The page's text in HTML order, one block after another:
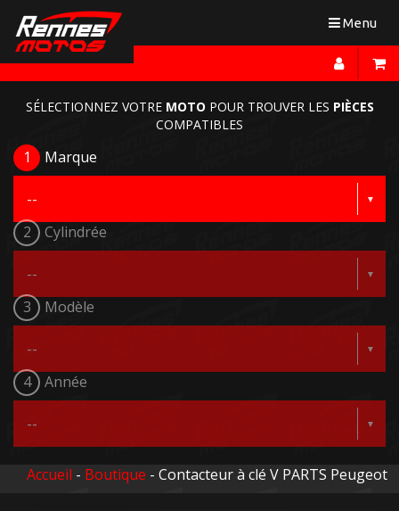
Toggle
Menu
SÉLECTIONNEZ VOTRE MOTO POUR TROUVER LES PIÈCES
COMPATIBLES
1 Marque
2 Cylindrée
3 Modèle
4 Année
Accueil - Boutique - Contacteur à clé V PARTS Peugeot